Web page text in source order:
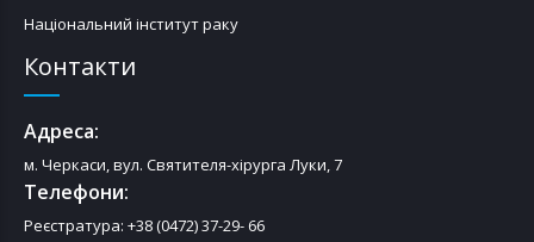
Національний інститут раку
Контакти
Адреса:
м. Черкаси, вул. Святителя-хірурга Луки, 7
Телефони:
Реєстратура: +38 (0472) 37-29- 66